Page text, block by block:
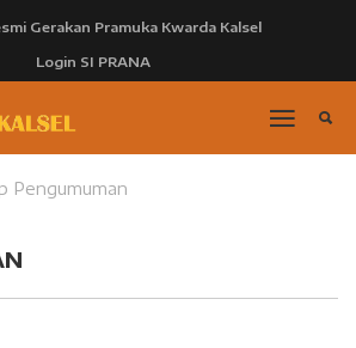
Gerakan Pramuka Kwarda Kalsel
Login SI PRANA
Pengumuman